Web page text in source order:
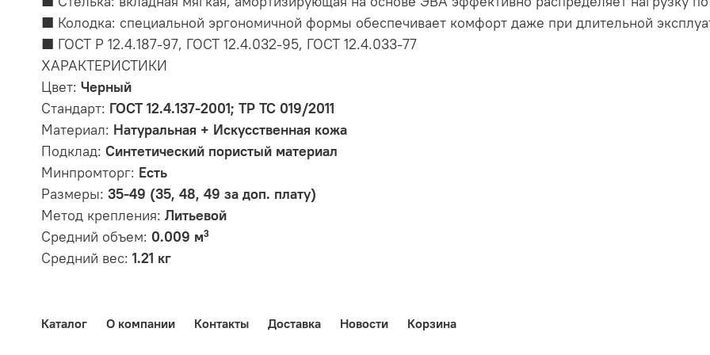
■ Колодка: специальной эргономичной формы обеспечивает комфорт даже при длительной
■ ГОСТ Р 12.4.187-97, ГОСТ 12.4.032-95, ГОСТ 12.4.033-77
ХАРАКТЕРИСТИКИ
Цвет: Черный
Стандарт: ГОСТ 12.4.137-2001; ТР ТС 019/2011
Материал: Натуральная + Искусственная кожа
Подклад: Синтетический пористый материал
Минпромторг: Есть
Размеры: 35-49 (35, 48, 49 за доп. плату)
Метод крепления: Литьевой
Средний объем: 0.009 м³
Средний вес: 1.21 кг
Каталог О компании Контакты Доставка Новости Корзина